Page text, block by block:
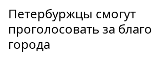
Россия
Мир
Здоровье
Петербуржцы смогут
проголосовать за
города